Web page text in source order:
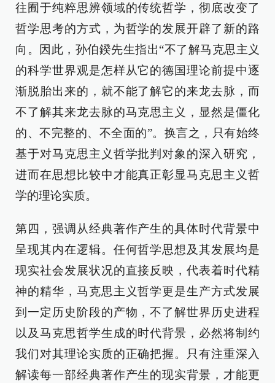
往囿于纯粹思辨领域的传统哲学，彻底改变了
哲学思考的方式，为哲学的发展开辟了新的路
向。因此，孙伯鍨先生指出“不了解马克思主义
的科学世界观是怎样从它的德国理论前提中逐
渐脱胎出来的，就不能了解它的来龙去脉，而
不了解其来龙去脉的马克思主义，显然是僵化
的、不完整的、不全面的”。换言之，只有始终
基于对马克思主义哲学批判对象的深入研究，
进而在思想比较中才能真正彰显马克思主义哲
学的理论实质。
第四，强调从经典著作产生的具体时代背景中
呈现其内在逻辑。任何哲学思想及其发展均是
现实社会发展状况的直接反映，代表着时代精
神的精华，马克思主义哲学更是生产方式发展
到一定历史阶段的产物，不了解世界历史进程
以及马克思哲学生成的时代背景，必然将制约
我们对其理论实质的正确把握。只有注重深入
解读每一部经典著作产生的现实背景，才能更